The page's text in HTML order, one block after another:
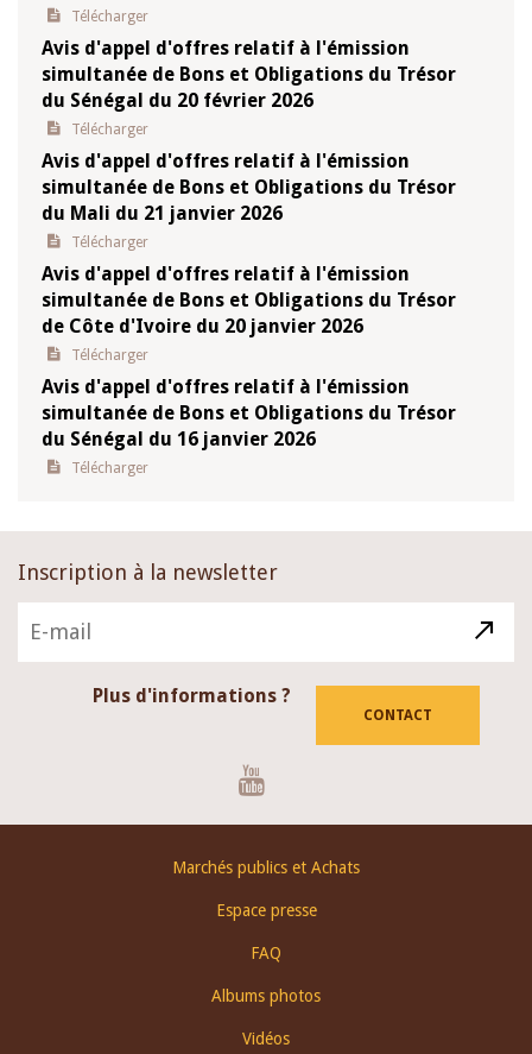
Télécharger
Avis d'appel d'offres relatif à l'émission
simultanée de Bons et Obligations du Trésor
du Sénégal du 20 février 2026
Télécharger
Avis d'appel d'offres relatif à l'émission
simultanée de Bons et Obligations du Trésor
du Mali du 21 janvier 2026
Télécharger
Avis d'appel d'offres relatif à l'émission
simultanée de Bons et Obligations du Trésor
de Côte d'Ivoire du 20 janvier 2026
Télécharger
Avis d'appel d'offres relatif à l'émission
simultanée de Bons et Obligations du Trésor
du Sénégal du 16 janvier 2026
Télécharger
Inscription à la newsletter
Plus d'informations ?
CONTACT
Marchés publics et Achats
Espace presse
FAQ
Albums photos
Vidéos